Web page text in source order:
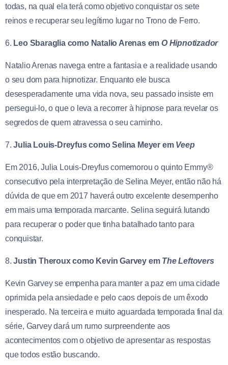
todas, na qual ela terá como objetivo conquistar os sete
reinos e recuperar seu legítimo lugar no Trono de Ferro.
6. Leo Sbaraglia como Natalio Arenas emO Hipnotizador
Natalio Arenas navega entre a fantasia e a realidade usando
o seu dom para hipnotizar. Enquanto ele busca
desesperadamente uma vida nova, seu passado insiste em
persegui-lo, o que o leva a recorrer à hipnose para revelar os
segredos de quem atravessa o seu caminho.
7.Julia Louis-Dreyfus como Selina Meyer em Veep
Em 2016, Julia Louis-Dreyfus comemorou o quinto Emmy®
consecutivo pela interpretação de Selina Meyer, então não há
dúvida de que em 2017 haverá outro excelente desempenho
em mais uma temporada marcante. Selina seguirá lutando
para recuperar o poder que tinha batalhado tanto para
conquistar.
8.Justin Theroux como Kevin Garvey em The Leftovers
Kevin Garvey se empenha para manter a paz em uma cidade
oprimida pela ansiedade e pelo caos depois de um êxodo
inesperado. Na terceira e muito aguardada temporada final da
série, Garvey dará um rumo surpreendente aos
acontecimentos com o objetivo de apresentar as respostas
que todos estão buscando.